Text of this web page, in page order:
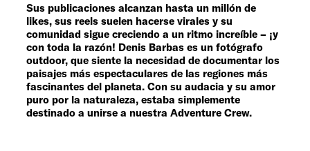
Sus publicaciones alcanzan hasta un millón de
likes, sus reels suelen hacerse virales y su
comunidad sigue creciendo a un ritmo increíble – ¡y
con toda la razón! Denis Barbas es un fotógrafo
outdoor, que siente la necesidad de documentar los
paisajes más espectaculares de las regiones más
fascinantes del planeta. Con su audacia y su amor
puro por la naturaleza, estaba simplemente
destinado a unirse a nuestra Adventure Crew.